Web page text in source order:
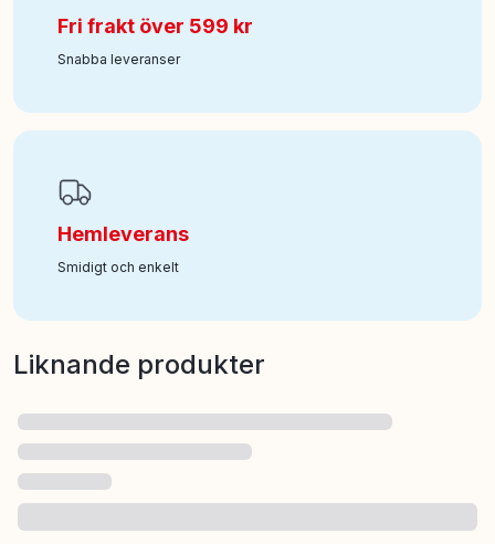
Fri frakt över 599 kr
Snabba leveranser
Hemleverans
Smidigt och enkelt
Liknande produkter